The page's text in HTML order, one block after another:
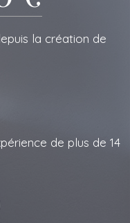
la création de
de plus de 14